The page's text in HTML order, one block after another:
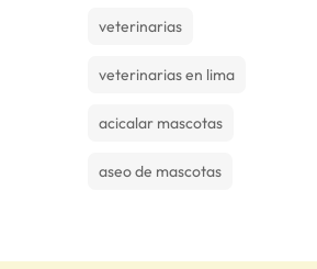
veterinarias
veterinarias en lima
acicalar mascotas
aseo de mascotas